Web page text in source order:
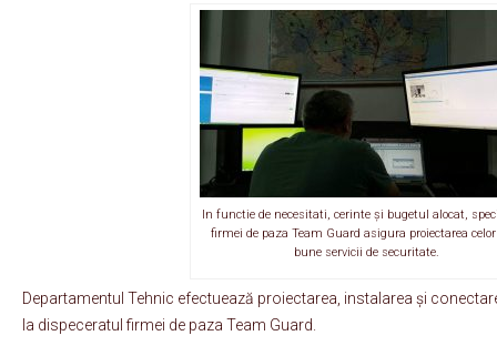
In functie de necesitati, cerinte și bugetul alocat,
firmei de paza Team Guard asigura proiectarea
bune servicii de securitate.
Departamentul Tehnic efectuează proiectarea, instalarea și
la dispeceratul firmei de paza Team Guard.